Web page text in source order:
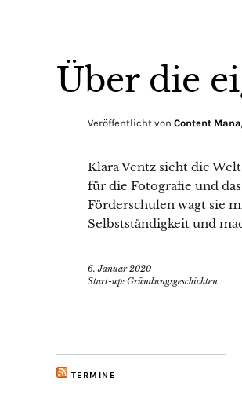
Über die
Veröffentlicht von Content
Klara Ventz sieht die
für die Fotografie und
Förderschulen wagt sie
Selbstständigkeit und
6. Januar 2020
Start-up: Gründungsgeschichten
TERMINE